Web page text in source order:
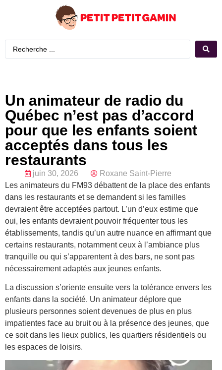
Un animateur de radio du
Québec n’est pas d’accord
pour que les enfants soient
acceptés dans tous les
restaurants
juin 30, 2026
Roxane Saint-Pierre
Les animateurs du FM93 débattent de la place des enfants
dans les restaurants et se demandent si les familles
devraient être acceptées partout. L’un d’eux estime que
oui, les enfants devraient pouvoir fréquenter tous les
établissements, tandis qu’un autre nuance en affirmant que
certains restaurants, notamment ceux à l’ambiance plus
tranquille ou qui s’apparentent à des bars, ne sont pas
nécessairement adaptés aux jeunes enfants.
La discussion s’oriente ensuite vers la tolérance envers les
enfants dans la société. Un animateur déplore que
plusieurs personnes soient devenues de plus en plus
impatientes face au bruit ou à la présence des jeunes, que
ce soit dans les lieux publics, les quartiers résidentiels ou
les espaces de loisirs.